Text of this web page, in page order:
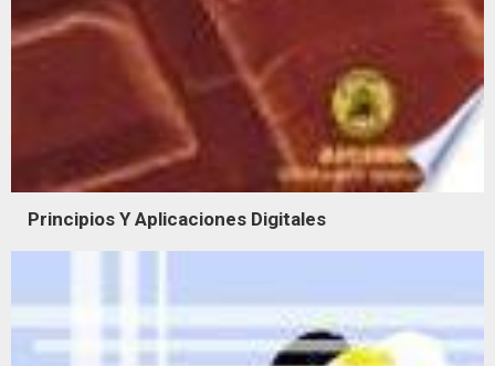
Principios Y Aplicaciones Digitales